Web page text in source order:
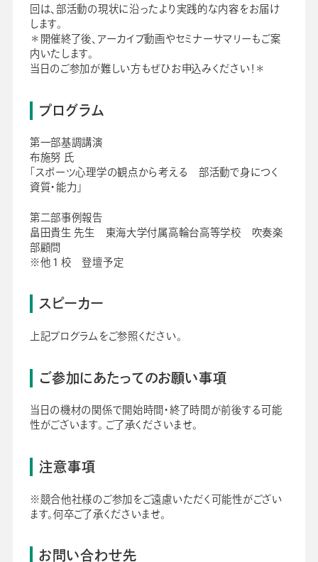
回は、部活動の現状に沿ったより実践的な内容をお届け
します。
＊開催終了後、アーカイブ動画やセミナーサマリーもご案
内いたします。
当日のご参加が難しい方もぜひお申込みください！＊
プログラム
第一部基調講演
布施努 氏
「スポーツ心理学の観点から考える 部活動で身につく
資質・能力」
第二部事例報告
畠田貴生 先生 東海大学付属高輪台高等学校 吹奏楽
部顧問
※他１校 登壇予定
スピーカー
上記プログラムをご参照ください。
ご参加にあたってのお願い事項
当日の機材の関係で開始時間・終了時間が前後する可能
性がございます。 ご了承くださいませ。
注意事項
※競合他社様のご参加をご遠慮いただく可能性がござい
ます。何卒ご了承くださいませ。
お問い合わせ先